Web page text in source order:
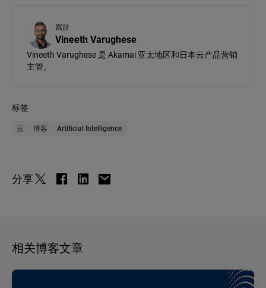
寫於
Vineeth Varughese
Vineeth Varughese 是 Akamai 亚太地区和日本云产品营销
主管。
标签
云 博客 Artificial Intelligence
分享
相关博客文章